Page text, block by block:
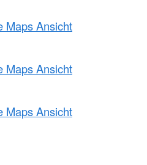
Maps Ansicht
Maps Ansicht
Maps Ansicht